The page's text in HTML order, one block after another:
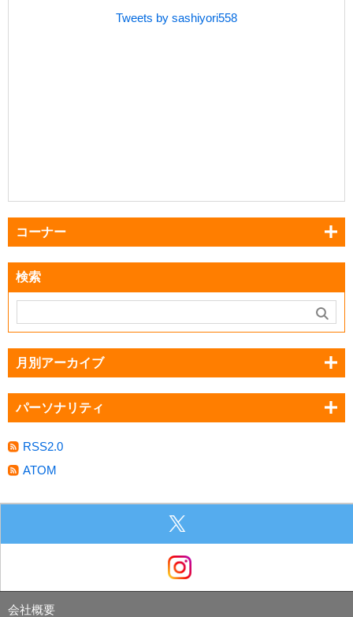
Tweets by sashiyori558
コーナー
検索
月別アーカイブ
パーソナリティ
RSS2.0
ATOM
会社概要